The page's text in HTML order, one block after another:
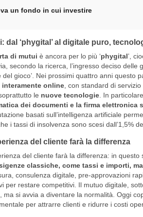
un fondo in cui investire
dal ‘phygital’ al digitale puro,
di mutui è ancora per lo più ‘phygital’,
secondo la ricerca, l’ingresso deciso delle
del gioco’. Nei prossimi quattro anni questo
interamente online, con standard di
le nuove tecnologie. In
dei documenti e la firma elettronica
basati sull’intelligenza artificiale
i tassi di insolvenza sono scesi dall’1,5%
del cliente farà la differenza
del cliente farà la differenza: in questo
classiche, come tassi e importi,
consulenza digitale, pre-approvazioni
per restare competitivi. Il mutuo digitale,
ma si avvia a diventare la normalità. Oggi
per attrarre clienti e ridurre i costi